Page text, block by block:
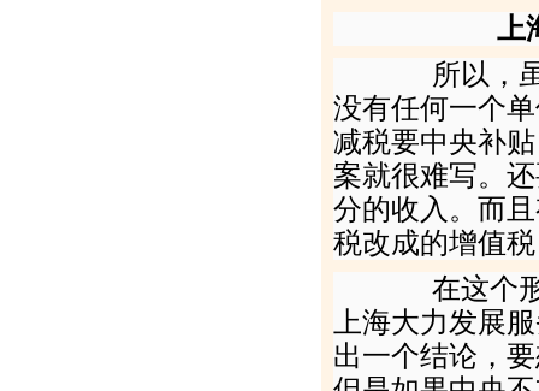
上
所以，虽
没有任何一个
减税要中央补
案就很难写。
分的收入。而
税改成的增值
在这个形
上海大力发展
出一个结论，